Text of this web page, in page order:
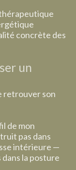
concrète des
un
retrouver son
de mon
pas dans
intérieure —
la posture